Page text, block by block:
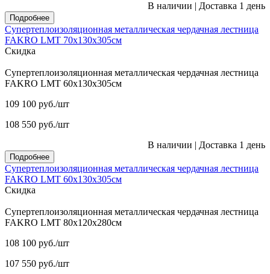
В наличии | Доставка 1 день
Подробнее
Супертеплоизоляционная металлическая чердачная лестница
FAKRO LMT 70х130х305см
Скидка
Супертеплоизоляционная металлическая чердачная лестница
FAKRO LMT 60х130х305см
109 100 руб./шт
108 550 руб./шт
В наличии | Доставка 1 день
Подробнее
Супертеплоизоляционная металлическая чердачная лестница
FAKRO LMT 60х130х305см
Скидка
Супертеплоизоляционная металлическая чердачная лестница
FAKRO LMT 80х120х280см
108 100 руб./шт
107 550 руб./шт